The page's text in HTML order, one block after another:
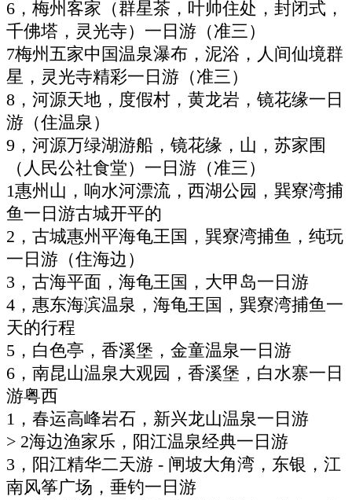
6，梅州客家（群星茶，叶帅住处，封闭式，
千佛塔，灵光寺）一日游（准三）
7梅州五家中国温泉瀑布，泥浴，人间仙境群
星，灵光寺精彩一日游（准三）
8，河源天地，度假村，黄龙岩，镜花缘一日
游（住温泉）
9，河源万绿湖游船，镜花缘，山，苏家围
（人民公社食堂）一日游（准三）
1惠州山，响水河漂流，西湖公园，巽寮湾捕
鱼一日游古城开平的
2，古城惠州平海龟王国，巽寮湾捕鱼，纯玩
一日游（住海边）
3，古海平面，海龟王国，大甲岛一日游
4，惠东海滨温泉，海龟王国，巽寮湾捕鱼一
天的行程
5，白色亭，香溪堡，金童温泉一日游
6，南昆山温泉大观园，香溪堡，白水寨一日
游粤西
1，春运高峰岩石，新兴龙山温泉一日游
> 2海边渔家乐，阳江温泉经典一日游
3，阳江精华二天游 - 闸坡大角湾，东银，江
南风筝广场，垂钓一日游